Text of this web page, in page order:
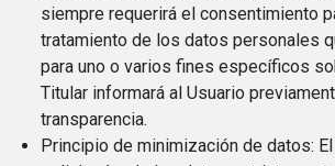
siempre requerirá el consentimiento
tratamiento de los datos personales
para uno o varios fines específicos
Titular informará al Usuario
transparencia.
Principio de minimización de datos: